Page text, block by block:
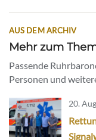
AUS DEM ARCHIV
Mehr zum
Passende
Personen und
20.